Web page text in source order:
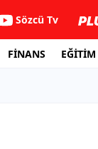
Sözcü Tv
FİNANS EĞİTİM